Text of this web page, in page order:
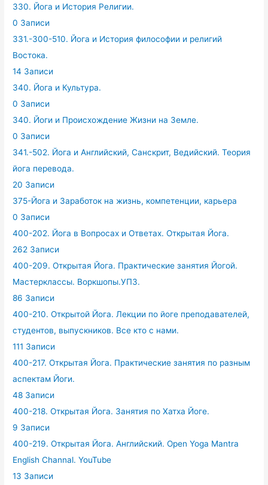
330. Йога и История Религии.
0 Записи
331.-300-510. Йога и История философии и религий
Востока.
14 Записи
340. Йога и Культура.
0 Записи
340. Йоги и Происхождение Жизни на Земле.
0 Записи
341.-502. Йога и Английский, Санскрит, Ведийский. Теория
йога перевода.
20 Записи
375-Йога и Заработок на жизнь, компетенции, карьера
0 Записи
400-202. Йога в Вопросах и Ответах. Открытая Йога.
262 Записи
400-209. Открытая Йога. Практические занятия Йогой.
Мастерклассы. Воркшопы.УПЗ.
86 Записи
400-210. Открытой Йога. Лекции по йоге преподавателей,
студентов, выпускников. Все кто с нами.
111 Записи
400-217. Открытая Йога. Практические занятия по разным
аспектам Йоги.
48 Записи
400-218. Открытая Йога. Занятия по Хатха Йоге.
9 Записи
400-219. Открытая Йога. Английский. Open Yoga Mantra
English Channal. YouTube
13 Записи